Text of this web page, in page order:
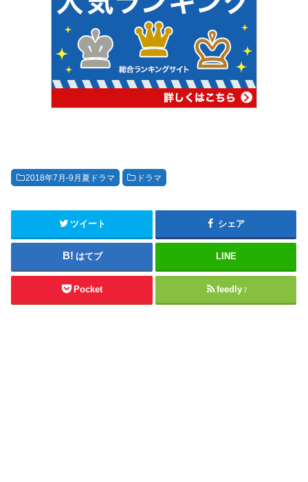
2018年7月-9月夏ドラマ ドラマ
ツイート シェア
はてブ LINE
Pocket feedly 7